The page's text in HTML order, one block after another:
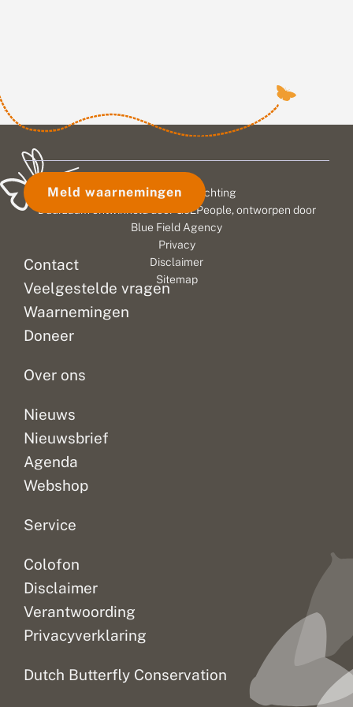
Contact
Veelgestelde vragen
Waarnemingen
Doneer
Over ons
Nieuws
Nieuwsbrief
Agenda
Webshop
Service
Colofon
Disclaimer
Verantwoording
Privacyverklaring
Dutch Butterfly Conservation
Meld waarnemingen
© 2026 Vlinderstichting
Duurzaam ontwikkeld door
Go2People, ontworpen door
Blue Field Agency
Privacy
Disclaimer
Sitemap